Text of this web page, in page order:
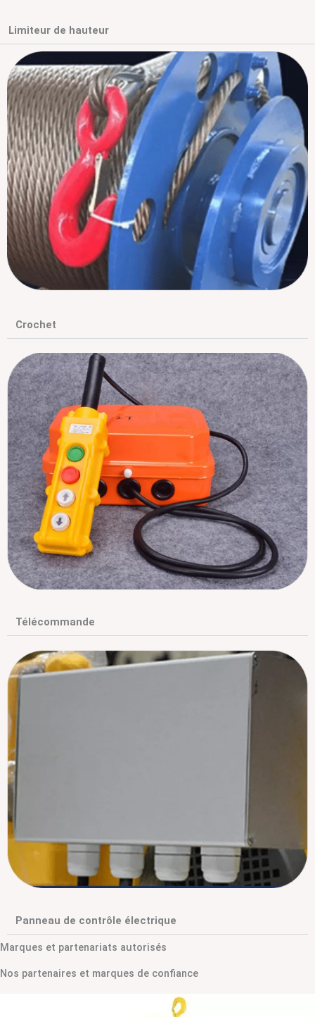
Limiteur de hauteur
Crochet
Télécommande
Panneau de contrôle électrique
Marques et partenariats autorisés
Nos partenaires et marques de confiance